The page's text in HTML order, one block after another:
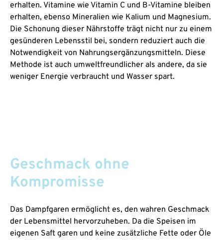
erhalten. Vitamine wie Vitamin C und B-Vitamine bleiben
erhalten, ebenso Mineralien wie Kalium und Magnesium.
Die Schonung dieser Nährstoffe trägt nicht nur zu einem
gesünderen Lebensstil bei, sondern reduziert auch die
Notwendigkeit von Nahrungsergänzungsmitteln. Diese
Methode ist auch umweltfreundlicher als andere, da sie
weniger Energie verbraucht und Wasser spart.
Geschmack ohne
Kompromisse
Das Dampfgaren ermöglicht es, den wahren Geschmack
der Lebensmittel hervorzuheben. Da die Speisen im
eigenen Saft garen und keine zusätzliche Fette oder Öle